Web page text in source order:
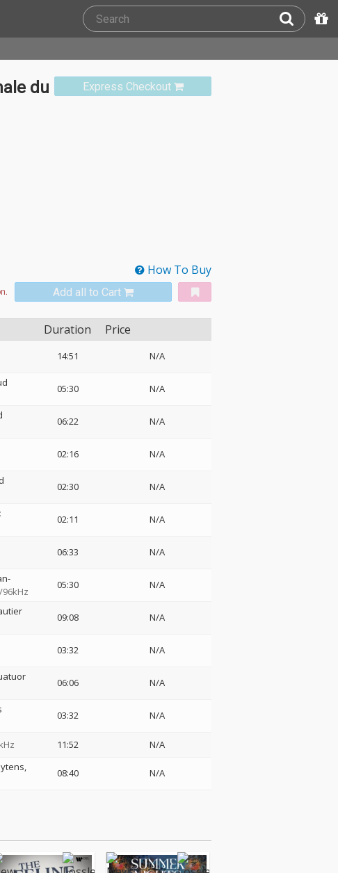
Express Checkout
du
How To Buy
Add all to Cart
Duration Price
14:51 N/A
05:30 N/A
06:22 N/A
02:16 N/A
02:30 N/A
02:11 N/A
06:33 N/A
05:30 N/A
09:08 N/A
03:32 N/A
06:06 N/A
03:32 N/A
11:52 N/A
08:40 N/A